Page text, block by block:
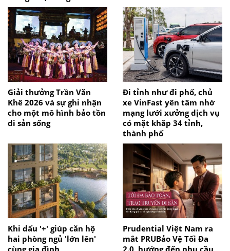
Giải thưởng Trần Văn
Khê 2026 và sự ghi nhận
cho một mô hình bảo tồn
di sản sống
Đi tỉnh như đi phố, chủ
xe VinFast yên tâm nhờ
mạng lưới xưởng dịch vụ
có mặt khắp 34 tỉnh,
thành phố
Khi dấu '+' giúp căn hộ
hai phòng ngủ 'lớn lên'
Prudential Việt Nam ra
mắt PRUBảo Vệ Tối Đa